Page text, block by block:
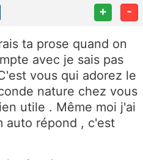
+ -
ta prose quand on
avec je sais pas
vous qui adorez le
nature chez vous
utile . Même moi j'ai
auto répond , c'est